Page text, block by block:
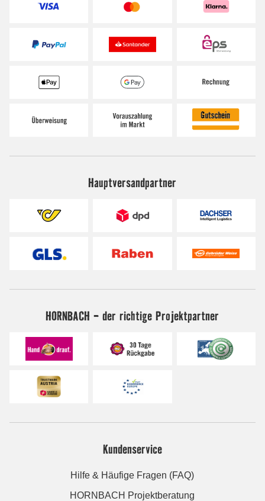
Hauptversandpartner
HORNBACH - der richtige Projektpartner
Kundenservice
Hilfe & Häufige Fragen (FAQ)
HORNBACH Projektberatung